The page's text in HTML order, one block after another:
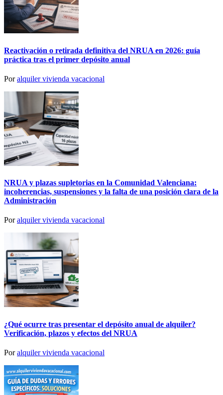
Reactivación o retirada definitiva del NRUA en 2026: guía
práctica tras el primer depósito anual
Poralquiler vivienda vacacional
NRUA y plazas supletorias en la Comunidad Valenciana:
incoherencias, suspensiones y la falta de una posición clara de la
Administración
Poralquiler vivienda vacacional
¿Qué ocurre tras presentar el depósito anual de alquiler?
Verificación, plazos y efectos del NRUA
Poralquiler vivienda vacacional